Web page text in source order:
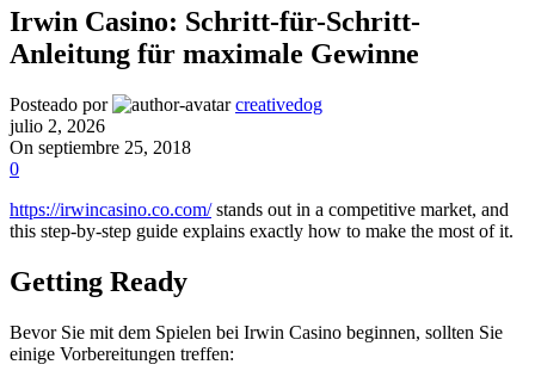
Irwin Casino: Schritt-für-Schritt-
Anleitung für maximale Gewinne
Posteado por
creativedog
julio 2, 2026
On septiembre 25, 2018
0
https://irwincasino.co.com/stands out in a competitive market, and
this step-by-step guide explains exactly how to make the most of it.
Getting Ready
Bevor Sie mit dem Spielen bei Irwin Casino beginnen, sollten Sie
einige Vorbereitungen treffen: